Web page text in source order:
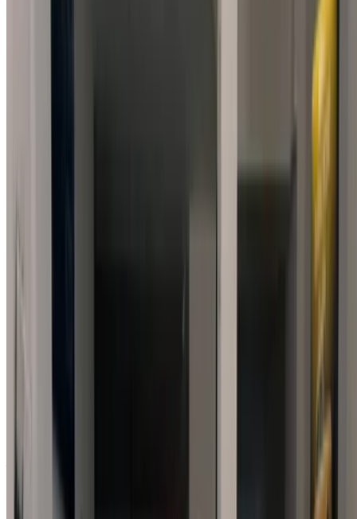
l'achat. Vous trouverez ci-dessous des offres de tarifs en
direct des concessionnaires. Ne payez aucune commission.